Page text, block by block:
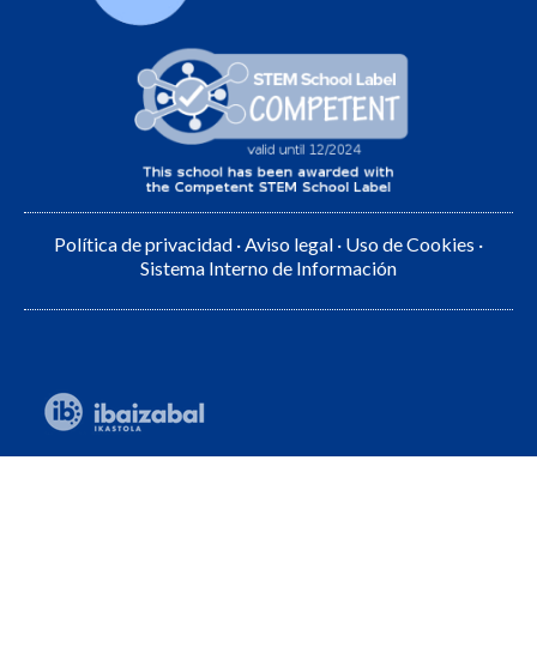
Política de privacidad ·Aviso legal · Uso de Cookies ·
Sistema Interno de Información